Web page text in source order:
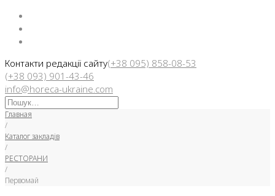
Контакти редакції сайту(+38 095) 858-08-53
(+38 093) 901-43-46
info@horeca-ukraine.com
Искать:
Главная
/
Каталог закладів
/
РЕСТОРАНИ
/
Первомай